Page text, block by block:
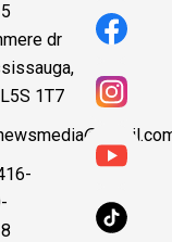
dr
1T7